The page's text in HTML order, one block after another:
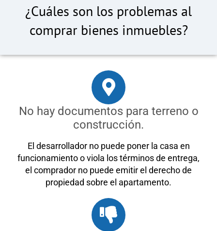
¿Cuáles son los problemas al
comprar bienes inmuebles?
No hay documentos para terreno o
construcción.
El desarrollador no puede poner la casa en
funcionamiento o viola los términos de entrega,
el comprador no puede emitir el derecho de
propiedad sobre el apartamento.